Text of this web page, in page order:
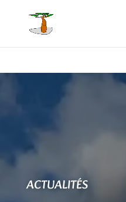
direction: column-reverse; } }
ACTUALITÉS